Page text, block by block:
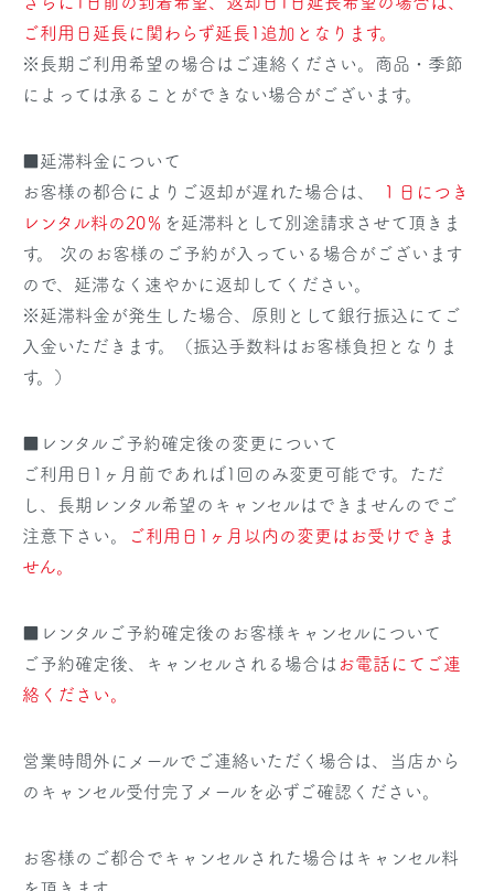
ご利用日延長に関わらず延長1追加となります。
※長期ご利用希望の場合はご連絡ください。商品・季節
によっては承ることができない場合がございます。
■延滞料金について
お客様の都合によりご返却が遅れた場合は、
１日につき
レンタル料の20％ を延滞料として別途請求させて頂きま
す。 次のお客様のご予約が入っている場合がございます
ので、延滞なく速やかに返却してください。
※延滞料金が発生した場合、原則として銀行振込にてご
入金いただきます。（振込手数料はお客様負担となりま
す。）
■レンタルご予約確定後の変更について
ご利用日1ヶ月前であれば1回のみ変更可能です。ただ
し、長期レンタル希望のキャンセルはできませんのでご
注意下さい。
ご利用日1ヶ月以内の変更はお受けできま
せん。
■レンタルご予約確定後のお客様キャンセルについて
ご予約確定後、キャンセルされる場合は お電話にてご連
絡ください。
営業時間外にメールでご連絡いただく場合は、当店から
のキャンセル受付完了メールを必ずご確認ください。
お客様のご都合でキャンセルされた場合はキャンセル料